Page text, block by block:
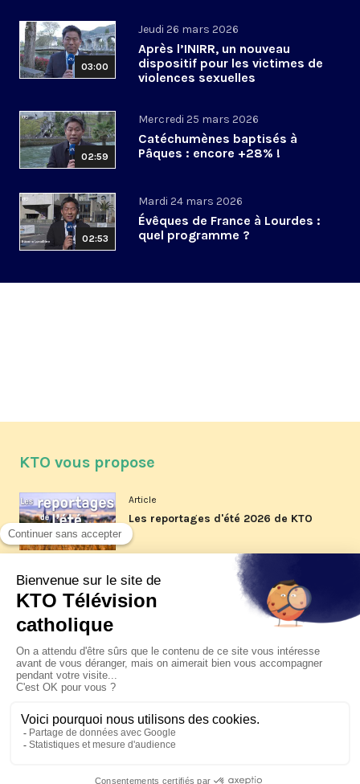
03:00
Jeudi 26 mars 2026
Après l’INIRR, un nouveau
dispositif pour les victimes de
violences sexuelles
02:59
Mercredi 25 mars 2026
Catéchumènes baptisés à
Pâques : encore +28% !
02:53
Mardi 24 mars 2026
Évêques de France à Lourdes :
quel programme ?
KTO vous propose
Article
Les reportages d'été 2026 de KTO
Article
La visite pastorale du pape Léon
XIV à Assise à suivre sur KTO le
Article
Le pape en Uruguay, Argentine et